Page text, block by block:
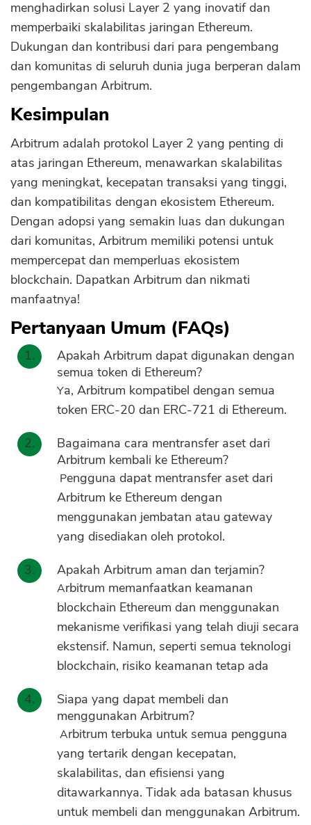
menghadirkan solusi Layer 2 yang inovatif dan
memperbaiki skalabilitas jaringan Ethereum.
Dukungan dan kontribusi dari para pengembang
dan komunitas di seluruh dunia juga berperan dalam
pengembangan Arbitrum.
Kesimpulan
Arbitrum adalah protokol Layer 2 yang penting di
atas jaringan Ethereum, menawarkan skalabilitas
yang meningkat, kecepatan transaksi yang tinggi,
dan kompatibilitas dengan ekosistem Ethereum.
Dengan adopsi yang semakin luas dan dukungan
dari komunitas, Arbitrum memiliki potensi untuk
mempercepat dan memperluas ekosistem
blockchain. Dapatkan Arbitrum dan nikmati
manfaatnya!
Pertanyaan Umum (FAQs)
Apakah Arbitrum dapat digunakan dengan
semua token di Ethereum?
Ya, Arbitrum kompatibel dengan semua
token ERC-20 dan ERC-721 di Ethereum.
Bagaimana cara mentransfer aset dari
Arbitrum kembali ke Ethereum?
Pengguna dapat mentransfer aset dari
Arbitrum ke Ethereum dengan
menggunakan jembatan atau gateway
yang disediakan oleh protokol.
Apakah Arbitrum aman dan terjamin?
Arbitrum memanfaatkan keamanan
blockchain Ethereum dan menggunakan
mekanisme verifikasi yang telah diuji secara
ekstensif. Namun, seperti semua teknologi
blockchain, risiko keamanan tetap ada
Siapa yang dapat membeli dan
menggunakan Arbitrum?
Arbitrum terbuka untuk semua pengguna
yang tertarik dengan kecepatan,
skalabilitas, dan efisiensi yang
ditawarkannya. Tidak ada batasan khusus
untuk membeli dan menggunakan Arbitrum.